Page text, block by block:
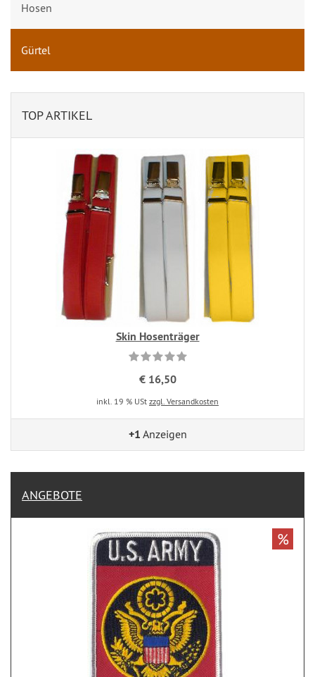
Hosen
Gürtel
TOP ARTIKEL
Skin Hosenträger
€ 16,50
inkl. 19 % USt zzgl. Versandkosten
+1 Anzeigen
ANGEBOTE
%